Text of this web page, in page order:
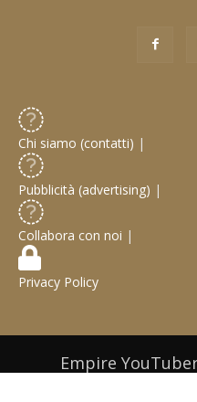
Chi siamo (contatti) |
Pubblicità (advertising) |
Collabora con noi |
Privacy Policy
Empire